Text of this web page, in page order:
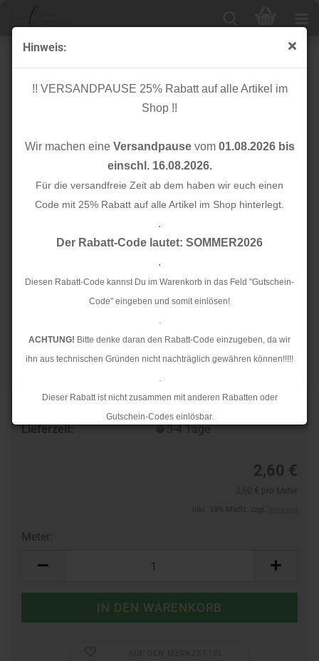
Hinweis:
!! VERSANDPAUSE 25% Rabatt auf alle Artikel im
Shop !!
Wir machen eine Versandpausevom 01.08.2026 bis
einschl. 16.08.2026.
Für die versandfreie Zeit ab dem haben wir euch einen
Code mit 25% Rabatt auf alle Artikel im Shop hinterlegt.
.
Der Rabatt-Code lautet: SOMMER2026
.
Diesen Rabatt-Code kannst Du im Warenkorb in das Feld "Gutschein-
Code" eingeben und somit einlösen!
.
ACHTUNG! Bitte denke daran den Rabatt-Code einzugeben, da wir
ihn aus technischen Gründen nicht nachträglich gewähren können!!!!!
.
Dieser Rabatt ist nicht zusammen mit anderen Rabatten oder
Gutschein-Codes einlösbar.
.
Rückstaus kann es jedoch zu längeren Lieferzeiten kommen.
Bio Flachkordel - 2,0 cm - verdino mit Silber Glitzer -
A70 - Sparkle - Albstoffe - Hamburger Liebe
Lieferzeit:
3-4 Tage
2,60 €
Meter: